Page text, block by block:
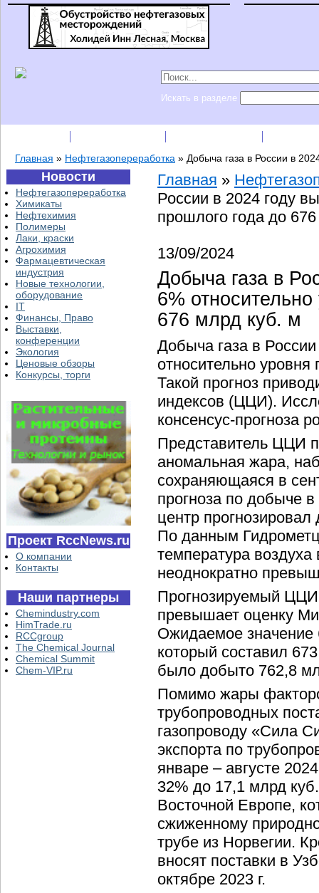
Искать в разделе
Главная » Нефтегазопереработка » Добыча газа в России в
Новости
Нефтегазопереработка
Химикаты
Нефтехимия
Полимеры
Лаки, краски
Агрохимия
Фармацевтическая
индустрия
Новые технологии,
оборудование
IT
Финансы, Право
Выставки,
конференции
Экология
Ценовые обзоры
Конкурсы, торги
Проект RccNews.ru
О компании
Контакты
Наши партнеры
Chemindustry.com
HimTrade.ru
RCCgroup
The Chemical Journal
Chemical Summit
Chem-VIP.ru
Главная »
России в 2024 году
прошлого года до
13/09/2024
Добыча газа в
6%
676 млрд куб. м
Добыча газа в
относительно
Такой прогноз
индексов (ЦЦИ).
консенсус-прогноза
Представитель ЦЦИ
аномальная жара,
сохраняющаяся в
прогноза по добыче
центр
По данным
температура
неоднократно
Прогнозируемый
превышает оценку
Ожидаемое значение
который составил
было добыто 762,8
Помимо жары
трубопроводных
газопроводу «Сила
экспорта по
январе – августе
32% до 17,1 млрд
Восточной Европе,
сжиженному
трубе из Норвегии.
вносят поставки в
октябре 2023 г.